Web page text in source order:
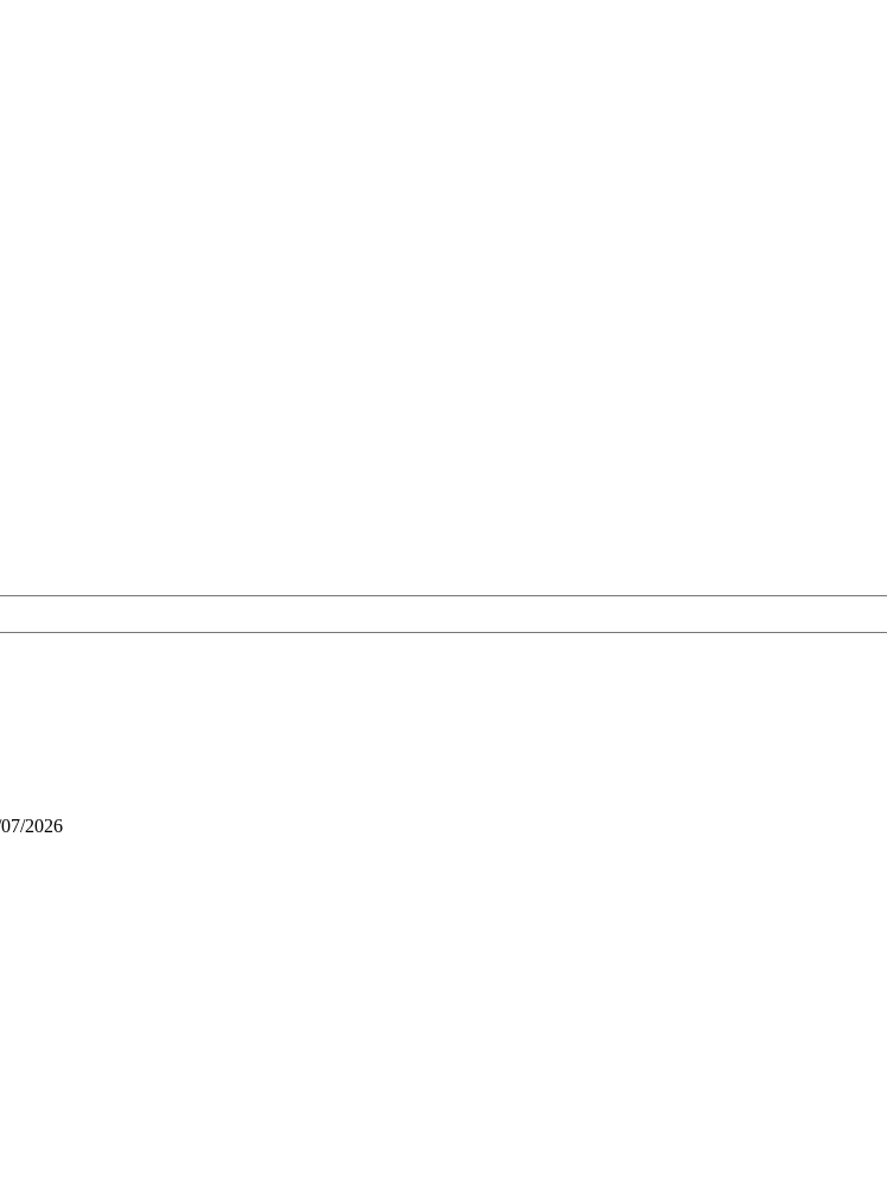
2026